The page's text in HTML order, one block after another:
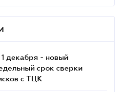
декабря - новый
срок сверки
c ТЦК